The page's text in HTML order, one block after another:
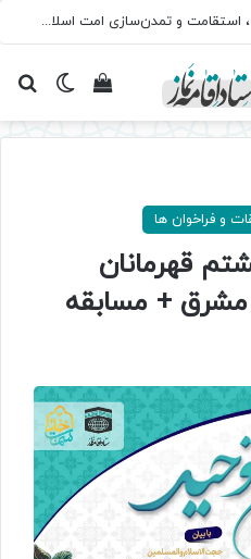
سروده‌ «اربعین»؛ روایت حماسه، استقامت و تمدن‌سازی امت اسلامی
تغییرمشاهده
و فراخوان ها
قهرمانان
+ مسابقه